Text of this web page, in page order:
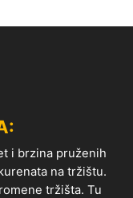
i brzina pruženih
na tržištu.
tržišta. Tu